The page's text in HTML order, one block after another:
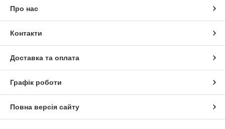
Про нас
Контакти
Доставка та оплата
Графік роботи
Повна версія сайту